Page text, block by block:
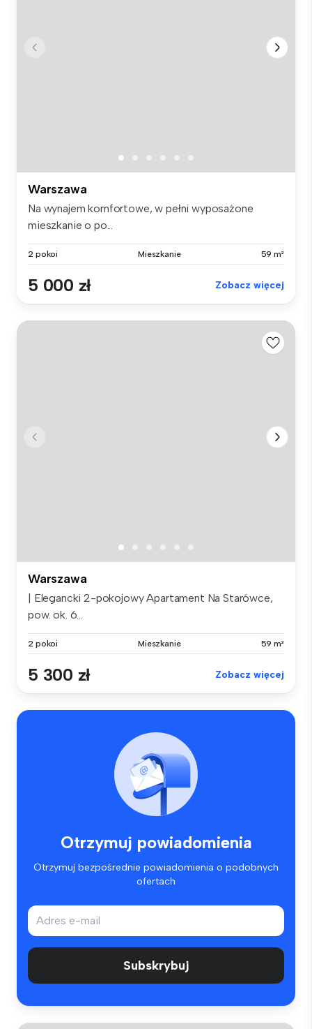
Warszawa
Na wynajem komfortowe, w pełni wyposażone
mieszkanie o po...
2 pokoi Mieszkanie 59 m²
5 000 zł Zobacz więcej
Warszawa
| Elegancki 2-pokojowy Apartament Na Starówce,
pow. ok. 6...
2 pokoi Mieszkanie 59 m²
5 300 zł Zobacz więcej
Otrzymuj powiadomienia
Otrzymuj bezpośrednie powiadomienia o podobnych
ofertach
Subskrybuj